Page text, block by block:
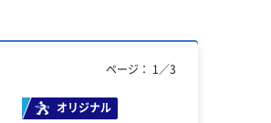
オリジナル
ページ： 1 ／3